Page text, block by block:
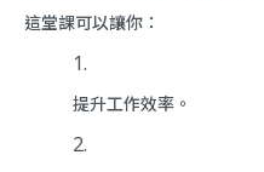
這堂課可以讓你：
提升工作效率。